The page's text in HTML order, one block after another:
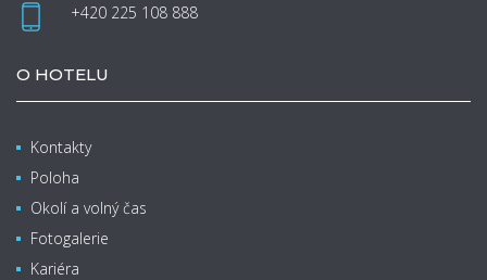
+420 225 108 888
O HOTELU
Kontakty
Poloha
Okolí a volný čas
Fotogalerie
Kariéra